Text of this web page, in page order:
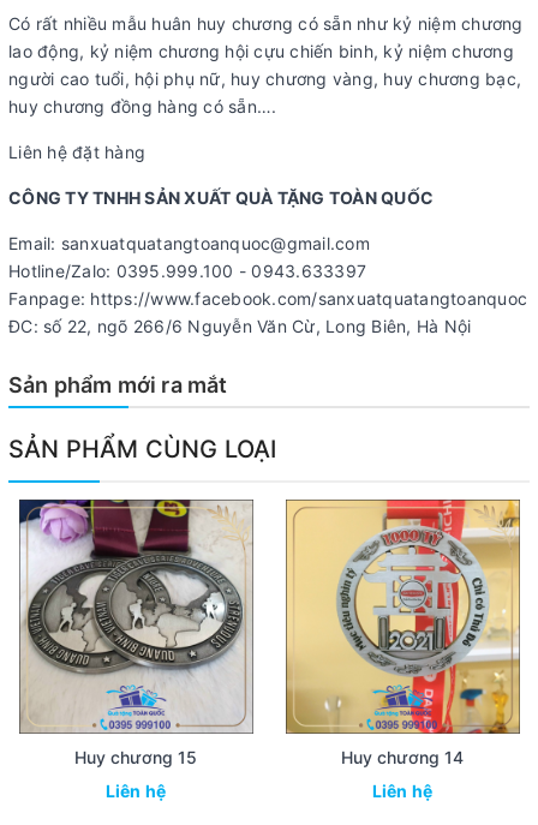
Có rất nhiều mẫu huân huy chương có sẵn như kỷ niệm chương
lao động, kỷ niệm chương hội cựu chiến binh, kỷ niệm chương
người cao tuổi, hội phụ nữ, huy chương vàng, huy chương bạc,
huy chương đồng hàng có sẵn….
Liên hệ đặt hàng
CÔNG TY TNHH SẢN XUẤT QUÀ TẶNG TOÀN QUỐC
Email: sanxuatquatangtoanquoc@gmail.com
Hotline/Zalo: 0395.999.100 - 0943.633397
Fanpage: https://www.facebook.com/sanxuatquatangtoanquoc
ĐC: số 22, ngõ 266/6 Nguyễn Văn Cừ, Long Biên, Hà Nội
Sản phẩm mới ra mắt
SẢN PHẨM CÙNG LOẠI
Huy chương 15
Liên hệ
Huy chương 14
Liên hệ